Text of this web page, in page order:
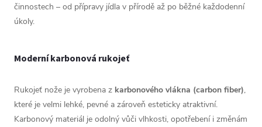
činnostech – od přípravy jídla v přírodě až po běžné každodenní
úkoly.
Moderní karbonová rukojeť
Rukojeť nože je vyrobena z karbonového vlákna (carbon fiber),
které je velmi lehké, pevné a zároveň esteticky atraktivní.
Karbonový materiál je odolný vůči vlhkosti, opotřebení i změnám